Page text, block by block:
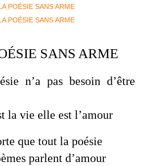
SANS ARME
n’a pas besoin d’être
la vie elle est l’amour
que tout la poésie
parlent d’amour